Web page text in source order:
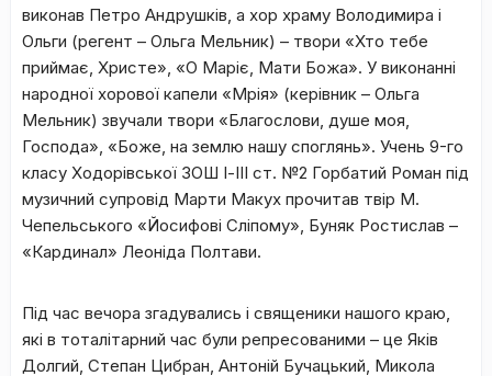
виконав Петро Андрушків, а хор храму Володимира і
Ольги (регент – Ольга Мельник) – твори «Хто тебе
приймає, Христе», «О Маріє, Мати Божа». У виконанні
народної хорової капели «Мрія» (керівник – Ольга
Мельник) звучали твори «Благослови, душе моя,
Господа», «Боже, на землю нашу споглянь». Учень 9-го
класу Ходорівської ЗОШ І-ІІІ ст. №2 Горбатий Роман під
музичний супровід Марти Макух прочитав твір М.
Чепельського «Йосифові Сліпому», Буняк Ростислав –
«Кардинал» Леоніда Полтави.
Під час вечора згадувались і священики нашого краю,
які в тоталітарний час були репресованими – це Яків
Долгий, Степан Цибран, Антоній Бучацький, Микола